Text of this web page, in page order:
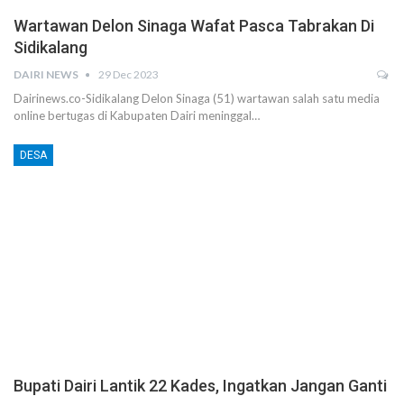
Wartawan Delon Sinaga Wafat Pasca Tabrakan Di
Sidikalang
DAIRI NEWS 29 Dec 2023
Dairinews.co-Sidikalang Delon Sinaga (51) wartawan salah satu media
online bertugas di Kabupaten Dairi meninggal…
DESA
Bupati Dairi Lantik 22 Kades, Ingatkan Jangan Ganti